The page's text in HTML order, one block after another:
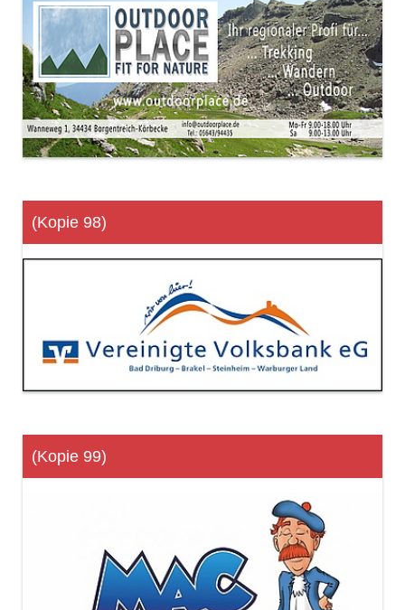
(Kopie 98)
(Kopie 99)